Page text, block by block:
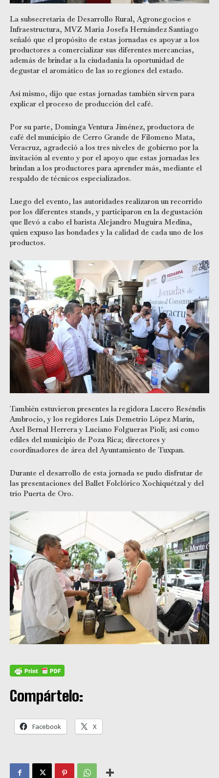
La subsecretaria de Desarrollo Rural, Agronegocios e
Infraestructura, MVZ María Josefa Hernández Santiago
señaló que el propósito de estas jornadas es apoyar a los
productores a comercializar sus diferentes mercancías,
además de brindar a la ciudadanía la oportunidad de
degustar el aromático de las 10 regiones del estado.
Así mismo, dijo que estas jornadas también sirven para
explicar el proceso de producción del café.
Por su parte, Dominga Ventura Jiménez, productora de
café del municipio de Cerro Grande de Filomeno Mata,
Veracruz, agradeció a los tres niveles de gobierno por la
invitación al evento y por el apoyo que estas jornadas les
brindan a los productores para aprender más, mediante el
respaldo de técnicos especializados.
Luego del evento, las autoridades realizaron un recorrido
por los diferentes stands, y participaron en la degustación
que llevó a cabo el barista Alejandro Muguira Medina,
quien expuso las bondades y la calidad de cada uno de los
productos.
También estuvieron presentes la regidora Lucero Reséndis
Ambrocio, y los regidores Luis Demetrio López Marín,
Axel Bernal Herrera y Luciano Folgueras Pioli; así como
ediles del municipio de Poza Rica; directores y
coordinadores de área del Ayuntamiento de Tuxpan.
Durante el desarrollo de esta jornada se pudo disfrutar de
las presentaciones del Ballet Folclórico Xochiquétzal y del
trío Puerta de Oro.
Compártelo:
Facebook X